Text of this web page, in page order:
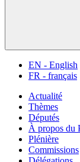
EN - English
FR - français
Actualité
Thèmes
Députés
À propos du
Plénière
Commissions